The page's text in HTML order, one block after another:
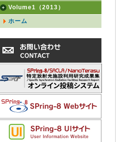
Volume1（2013）
ホーム